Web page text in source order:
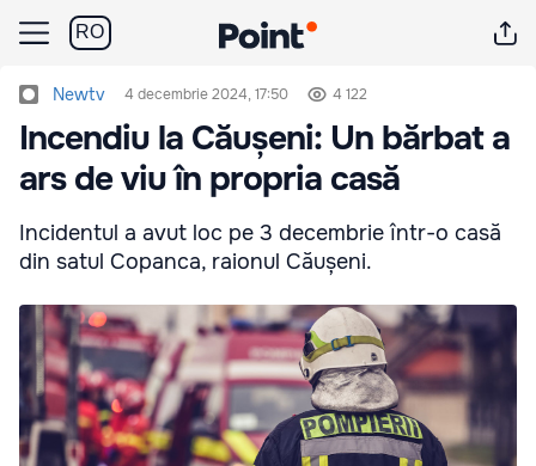
RO
Newtv 4 decembrie 2024, 17:50 4 122
Incendiu la Căușeni: Un bărbat a
ars de viu în propria casă
Incidentul a avut loc pe 3 decembrie într-o casă
din satul Copanca, raionul Căușeni.